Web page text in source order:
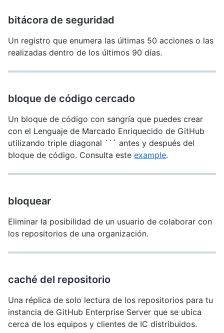
bitácora de seguridad
Un registro que enumera las últimas 50 acciones o las
realizadas dentro de los últimos 90 días.
bloque de código cercado
Un bloque de código con sangría que puedes crear
con el Lenguaje de Marcado Enriquecido de GitHub
utilizando triple diagonal ``` antes y después del
bloque de código. Consulta este example.
bloquear
Eliminar la posibilidad de un usuario de colaborar con
los repositorios de una organización.
caché del repositorio
Una réplica de solo lectura de los repositorios para tu
instancia de GitHub Enterprise Server que se ubica
cerca de los equipos y clientes de IC distribuidos.